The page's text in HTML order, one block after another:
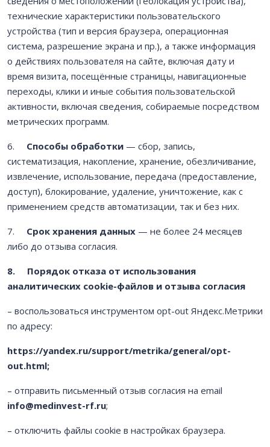
технические характеристики пользовательского
устройства (тип и версия браузера, операционная
система, разрешение экрана и пр.), а также информация
о действиях пользователя на сайте, включая дату и
время визита, посещённые страницы, навигационные
переходы, клики и иные события пользовательской
активности, включая сведения, собираемые посредством
метрических программ.
6. Способы обработки — сбор, запись,
систематизация, накопление, хранение, обезличивание,
извлечение, использование, передача (предоставление,
доступ), блокирование, удаление, уничтожение, как с
применением средств автоматизации, так и без них.
7. Срок хранения данных — не более 24 месяцев
либо до отзыва согласия.
8. Порядок отказа от использования
аналитических cookie-файлов и отзыва согласия
– воспользоваться инструментом opt-out Яндекс.Метрики
по адресу:
https://yandex.ru/support/metrika/general/opt-
out.html;
– отправить письменный отзыв согласия на email
info@medinvest-rf.ru;
– отключить файлы cookie в настройках браузера.